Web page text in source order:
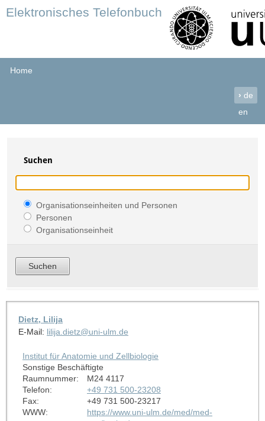
Elektronisches Telefonbuch
Home
› de
en
Suchen
Organisationseinheiten und Personen
Personen
Organisationseinheit
Dietz, Lilija
E-Mail: lilija.dietz@uni-ulm.de
Institut für Anatomie und Zellbiologie
Sonstige Beschäftigte
Raumnummer:
M24 4117
Telefon:
+49 731 500-23208
Fax:
+49 731 500-23217
WWW:
https://www.uni-ulm.de/med/med-